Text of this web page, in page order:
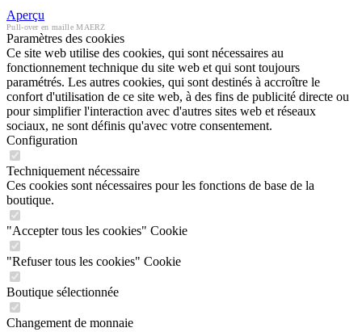
Aperçu
Pull-over en maille MAERZ
Paramètres des cookies
Ce site web utilise des cookies, qui sont nécessaires au
fonctionnement technique du site web et qui sont toujours
paramétrés. Les autres cookies, qui sont destinés à accroître le
confort d'utilisation de ce site web, à des fins de publicité directe ou
pour simplifier l'interaction avec d'autres sites web et réseaux
sociaux, ne sont définis qu'avec votre consentement.
Configuration
Techniquement nécessaire
Ces cookies sont nécessaires pour les fonctions de base de la
boutique.
"Accepter tous les cookies" Cookie
"Refuser tous les cookies" Cookie
Boutique sélectionnée
Changement de monnaie